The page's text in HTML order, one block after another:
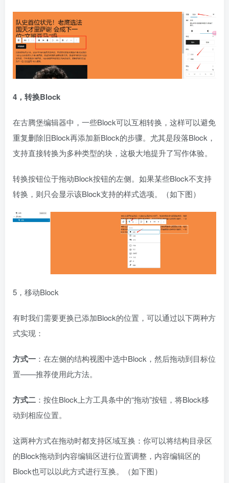
4，转换Block
在古腾堡编辑器中，一些Block可以互相转换，这样可以避免
重复删除旧Block再添加新Block的步骤。尤其是段落Block，
支持直接转换为多种类型的块，这极大地提升了写作体验。
转换按钮位于拖动Block按钮的左侧。如果某些Block不支持
转换，则只会显示该Block支持的样式选项。（如下图）
5，移动Block
有时我们需要更换已添加Block的位置，可以通过以下两种方
式实现：
方式一 ：在左侧的结构视图中选中Block，然后拖动到目标位
置——推荐使用此方法。
方式二 ：按住Block上方工具条中的“拖动”按钮，将Block移
动到相应位置。
这两种方式在拖动时都支持区域互换：你可以将结构目录区
的Block拖动到内容编辑区进行位置调整，内容编辑区的
Block也可以以此方式进行互换。（如下图）